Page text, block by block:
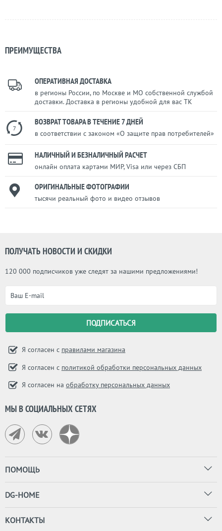
ПРЕИМУЩЕСТВА
ОПЕРАТИВНАЯ ДОСТАВКА
в регионы России, по Москве и МО собственной службой
доставки. Доставка в регионы удобной для вас ТК
7
ВОЗВРАТ ТОВАРА В ТЕЧЕНИЕ 7 ДНЕЙ
в соответствии с законом «О защите прав потребителей»
НАЛИЧНЫЙ И БЕЗНАЛИЧНЫЙ РАСЧЕТ
онлайн оплата картами МИР, Visa или через СБП
ОРИГИНАЛЬНЫЕ ФОТОГРАФИИ
тысячи реальный фото и видео отзывов
ПОЛУЧАТЬ НОВОСТИ И СКИДКИ
120 000 подписчиков уже следят за нашими предложениями!
Я согласен с правилами магазина
Я согласен с политикой обработки персональных данных
Я согласен на обработку персональных данных
МЫ В СОЦИАЛЬНЫХ СЕТЯХ
ПОМОЩЬ
DG-HOME
КОНТАКТЫ